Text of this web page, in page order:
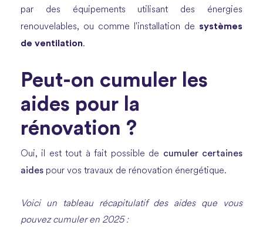
par des équipements utilisant des énergies
renouvelables, ou comme l'installation de systèmes
de ventilation.
Peut-on cumuler les
aides pour la
rénovation ?
Oui, il est tout à fait possible de cumuler certaines
aides pour vos travaux de rénovation énergétique.
Voici un tableau récapitulatif des aides que vous
pouvez cumuler en 2025 :